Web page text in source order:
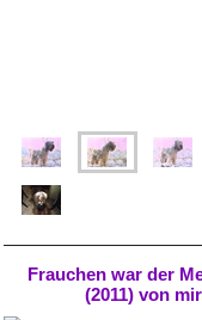
Frauchen war der
(2011) von